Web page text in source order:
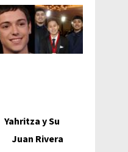
Yahritza y Su
Juan Rivera